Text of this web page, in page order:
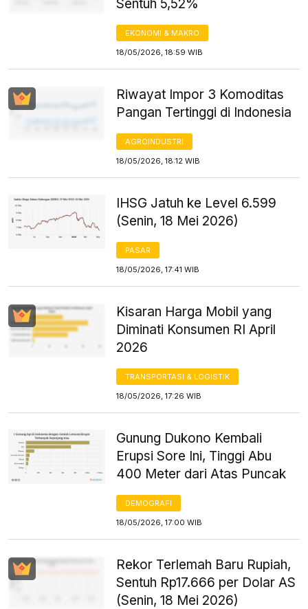
Sentuh 5,52%
EKONOMI & MAKRO
18/05/2026, 18:59 WIB
Riwayat Impor 3 Komoditas
Pangan Tertinggi di Indonesia
AGROINDUSTRI
18/05/2026, 18:12 WIB
IHSG Jatuh ke Level 6.599
(Senin, 18 Mei 2026)
PASAR
18/05/2026, 17:41 WIB
Kisaran Harga Mobil yang
Diminati Konsumen RI April
2026
TRANSPORTASI & LOGISTIK
18/05/2026, 17:26 WIB
Gunung Dukono Kembali
Erupsi Sore Ini, Tinggi Abu
400 Meter dari Atas Puncak
DEMOGRAFI
18/05/2026, 17:00 WIB
Rekor Terlemah Baru Rupiah,
Sentuh Rp17.666 per Dolar AS
(Senin, 18 Mei 2026)